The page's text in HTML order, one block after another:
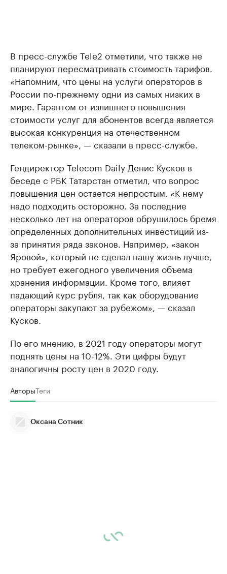
В пресс-службе Tele2 отметили, что также не
планируют пересматривать стоимость тарифов.
«Напомним, что цены на услуги операторов в
России по-прежнему одни из самых низких в
мире. Гарантом от излишнего повышения
стоимости услуг для абонентов всегда является
высокая конкуренция на отечественном
телеком-рынке», — сказали в пресс-службе.
Гендиректор Telecom Daily Денис Кусков в
беседе с РБК Татарстан отметил, что вопрос
повышения цен остается непростым. «К нему
надо подходить осторожно. За последние
несколько лет на операторов обрушилось бремя
определенных дополнительных инвестиций из-
за принятия ряда законов. Например, «закон
Яровой», который не сделал нашу жизнь лучше,
но требует ежегодного увеличения объема
хранения информации. Кроме того, влияет
падающий курс рубля, так как оборудование
операторы закупают за рубежом», — сказал
Кусков.
По его мнению, в 2021 году операторы могут
поднять цены на 10-12%. Эти цифры будут
аналогичны росту цен в 2020 году.
АвторыТеги
Оксана Сотник